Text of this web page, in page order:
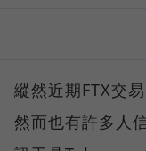
縱然近期FTX交
然而也有許多人